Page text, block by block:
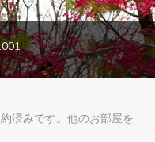
済みです。他のお部屋を